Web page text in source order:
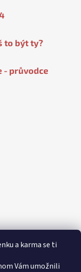
a karma se ti
Vám umožnili
to být ty?
- průvodce